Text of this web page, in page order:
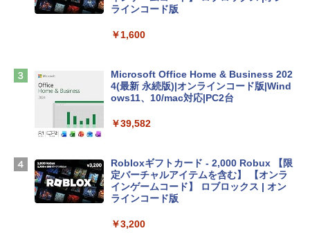
tomtoc 360°保護 15.6 16インチ パソコ
book Lenovo対応
Apple 2026 MacBook Air M5チップ搭載
igence、13.6インチLiquid Retinaディ
ームカメラ、日本語キーボード、Touch I
D - シルバー
￥261,414
ラインコード版
￥1,600
Microsoft Office Home & Business 202
4(最新 永続版)|オンラインコード版|Wind
ows11、10/mac対応|PC2台
￥39,582
Robloxギフトカード - 2,000 Robux 【限
定バーチャルアイテムを含む】 【オンラ
インゲームコード】 ロブロックス | オン
ラインコード版
￥3,200